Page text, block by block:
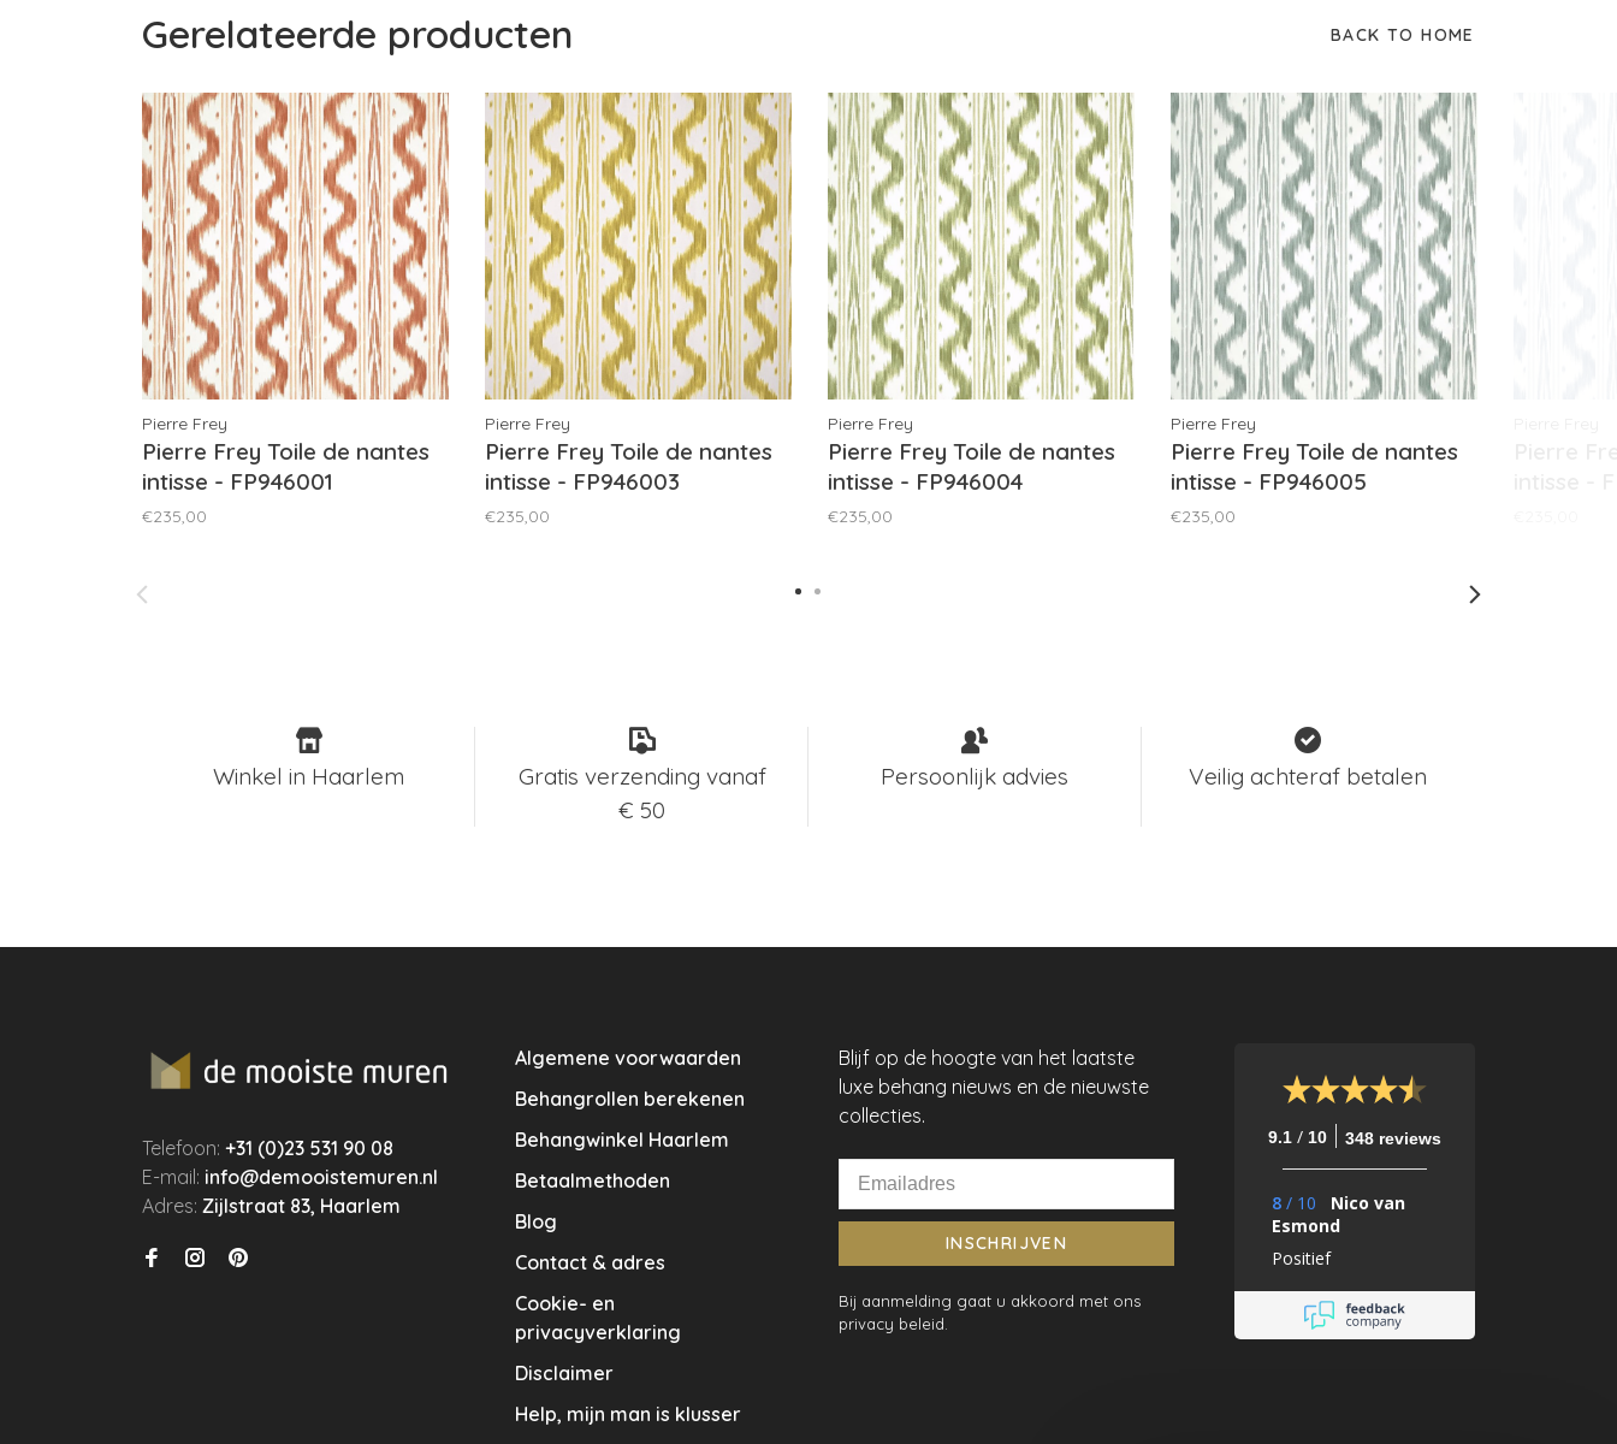
Gerelateerde producten BACK TO HOME
Pierre Frey
Pierre Frey Toile de nantes
intisse - FP946001
€235,00
Pierre Frey
Pierre Frey Toile de nantes
intisse - FP946003
€235,00
Pierre Frey
Pierre Frey Toile de nantes
intisse - FP946004
€235,00
Pierre Frey
Pierre Frey Toile de nantes
intisse - FP946005
€235,00
Winkel in Haarlem
Gratis verzending vanaf
€ 50
Persoonlijk advies Veilig achteraf betalen
Telefoon:+31 (0)23 531 90 08
E-mail: info@demooistemuren.nl
Adres:Zijlstraat 83, Haarlem
Algemene voorwaarden
Behangrollen berekenen
Behangwinkel Haarlem
Betaalmethoden
Blog
Contact & adres
Cookie- en
privacyverklaring
Disclaimer
Help, mijn man is klusser
Blijf op de hoogte van het laatste
luxe behang nieuws en de nieuwste
collecties.
INSCHRIJVEN
Bij aanmelding gaat u akkoord met ons
privacy beleid.
9.1 / 10 348 reviews
8 / 10
Nico van
Esmond
Positief